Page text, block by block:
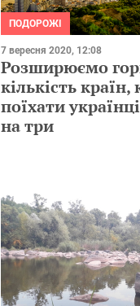
ПОДОРОЖІ
7 вересня 2020, 12:08
Розширюємо
кількість
поїхати
на три